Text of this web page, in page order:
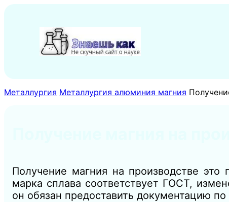
содержимому
Металлургия Металлургия алюминия магния
Получение магния на производстве это
марка сплава соответствует ГОСТ,
он обязан предоставить документацию